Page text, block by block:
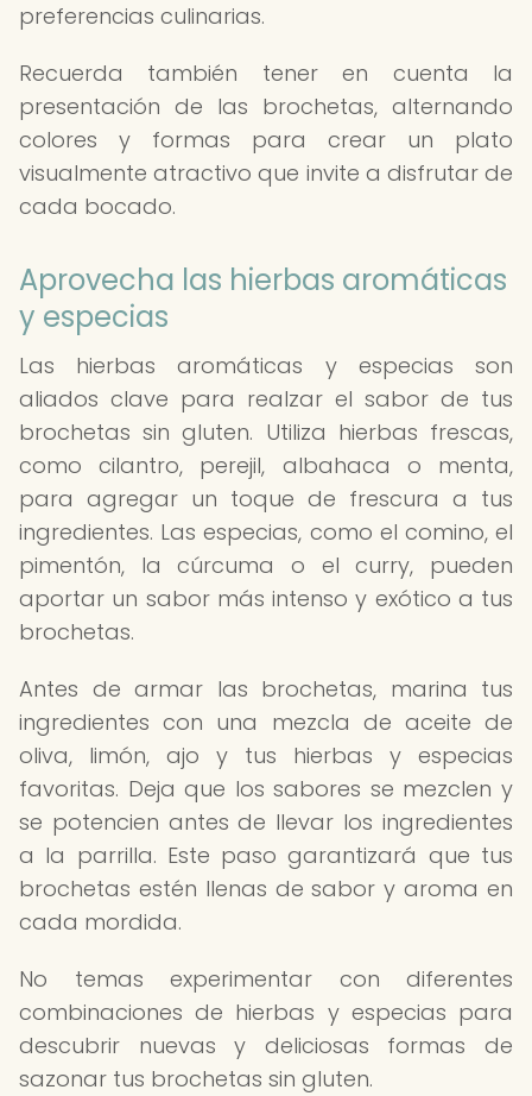
preferencias culinarias.
Recuerda también tener en cuenta la
presentación de las brochetas, alternando
colores y formas para crear un plato
visualmente atractivo que invite a disfrutar de
cada bocado.
Aprovecha las hierbas aromáticas
y especias
Las hierbas aromáticas y especias son
aliados clave para realzar el sabor de tus
brochetas sin gluten. Utiliza hierbas frescas,
como cilantro, perejil, albahaca o menta,
para agregar un toque de frescura a tus
ingredientes. Las especias, como el comino, el
pimentón, la cúrcuma o el curry, pueden
aportar un sabor más intenso y exótico a tus
brochetas.
Antes de armar las brochetas, marina tus
ingredientes con una mezcla de aceite de
oliva, limón, ajo y tus hierbas y especias
favoritas. Deja que los sabores se mezclen y
se potencien antes de llevar los ingredientes
a la parrilla. Este paso garantizará que tus
brochetas estén llenas de sabor y aroma en
cada mordida.
No temas experimentar con diferentes
combinaciones de hierbas y especias para
descubrir nuevas y deliciosas formas de
sazonar tus brochetas sin gluten.